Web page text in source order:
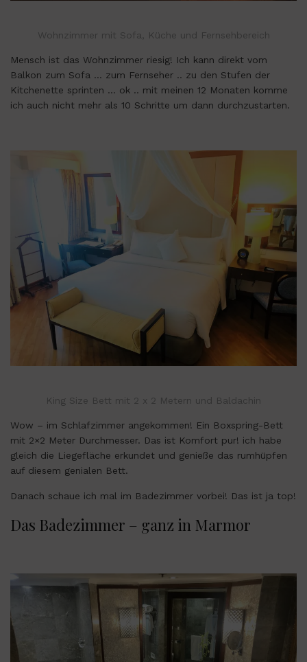
Wohnzimmer mit Sofa, Küche und Fernsehbereich
Mensch ist das Wohnzimmer riesig! Ich kann direkt vom
Balkon zum Sofa … zum Fernseher .. zu den Stufen der
Kitchenette sprinten … ok .. mit meinen 12 Monaten komme
ich auch nicht mehr als 10 Schritte um dann durchzustarten.
King Size Bett mit 2 x 2 Metern und Baldachin
Wow – im Schlafzimmer angekommen! Ein Boxspring-Bett
mit 2×2 Meter Durchmesser. Das ist Komfort pur! ich habe
gleich die Liegefläche erkundet und genieße das rumhüpfen
auf diesem genialen Bett.
Danach schaue ich mal im Badezimmer vorbei! Das ist ja top!
Das Badezimmer – ganz in Marmor